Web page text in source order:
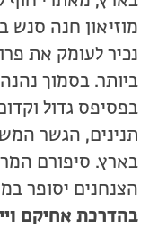
מוזיאון חנה סנש
נכיר לעומק את
ביותר. בסמוך
בפסיפס גדול
תנינים, הגשר
בארץ. סיפורם
הצנחנים יסופר
בהדרכת אחיקם